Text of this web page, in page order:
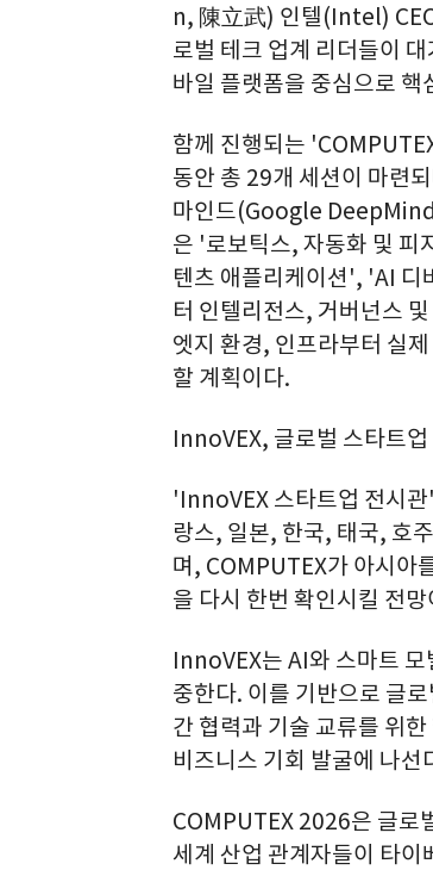
n, 陳立武) 인텔(Intel)
로벌 테크 업계 리더들이
바일 플랫폼을 중심으로 핵
함께 진행되는
동안 총 29개 세션이 마련
마인드(Google
은 '로보틱스, 자동화 및
텐츠 애플리케이션', 'AI 디
터 인텔리전스, 거버넌스
엣지 환경, 인프라부터 실
할 계획이다.
InnoVEX, 글로벌 스타트
'InnoVEX 스타트업 전시
랑스, 일본, 한국, 태국, 호
며, COMPUTEX가 아시아
을 다시 한번 확인시킬 전망
InnoVEX는 AI와 스마트
중한다. 이를 기반으로 글
간 협력과 기술 교류를 위
비즈니스 기회 발굴에 나선
COMPUTEX 2026은 글로
세계 산업 관계자들이 타이